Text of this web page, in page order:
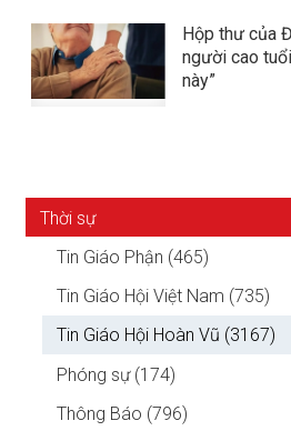
Hộp thư của
người cao
này”
Thời sự
Tin Giáo Phận (465)
Tin Giáo Hội Việt Nam (735)
Tin Giáo Hội Hoàn Vũ (3167)
Phóng sự (174)
Thông Báo (796)